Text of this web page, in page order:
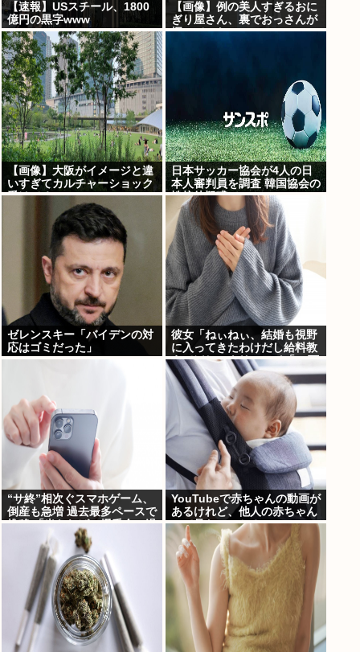
【速報】USスチール、1800
億円の黒字www
【画像】例の美人すぎるおに
ぎり屋さん、裏でおっさんが
握っていたwww
【画像】大阪がイメージと違
いすぎてカルチャーショック
受けてる
日本サッカー協会が4人の日
本人審判員を調査 韓国協会の
性接待疑惑で
ゼレンスキー「バイデンの対
応はゴミだった」
彼女「ねぃねぃ、結婚も視野
に入ってきたわけだし給料教
えてほしいナリ」ワイ「16万
だよ」⇒結果！
“サ終”相次ぐスマホゲーム、
倒産も急増 過去最多ペースで
推移 「当たれば一攫千金」過
去の時代に
YouTubeで赤ちゃんの動画が
あるけれど、他人の赤ちゃん
って見たいのか？